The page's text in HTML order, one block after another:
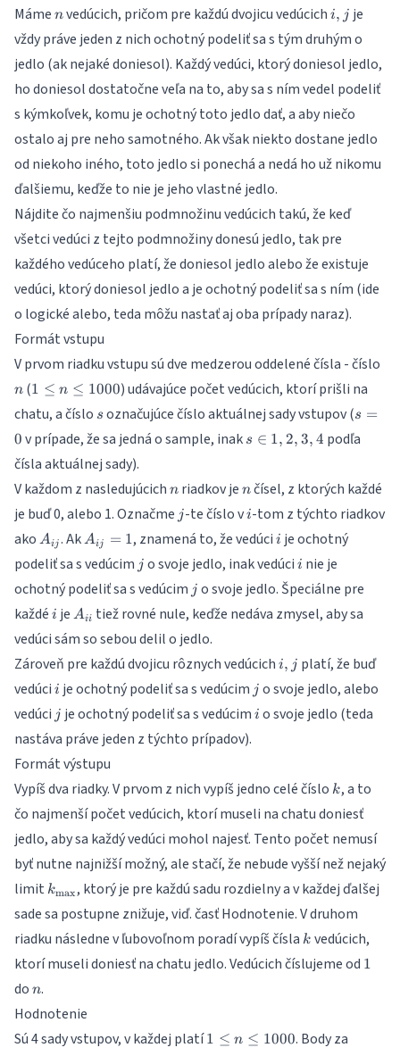
Máme n
nvedúcich, pričom pre každú dvojicu vedúcich i,
i, j je
vždy práve jeden z nich ochotný podeliť sa s tým druhým o
jedlo (ak nejaké doniesol). Každý vedúci, ktorý doniesol jedlo,
ho doniesol dostatočne veľa na to, aby sa s ním vedel podeliť
s kýmkoľvek, komu je ochotný toto jedlo dať, a aby niečo
ostalo aj pre neho samotného. Ak však niekto dostane jedlo
od niekoho iného, toto jedlo si ponechá a nedá ho už nikomu
ďalšiemu, keďže to nie je jeho vlastné jedlo.
Nájdite čo najmenšiu podmnožinu vedúcich takú, že keď
všetci vedúci z tejto podmnožiny donesú jedlo, tak pre
každého vedúceho platí, že doniesol jedlo alebo že existuje
vedúci, ktorý doniesol jedlo a je ochotný podeliť sa s ním (ide
o logické alebo, teda môžu nastať aj oba prípady naraz).
Formát vstupu
V prvom riadku vstupu sú dve medzerou oddelené čísla - číslo
n (1
n
\leq
1000
1 ≤ n ≤ 1000) udávajúce počet vedúcich, ktorí prišli na
chatu, a číslo s
s označujúce číslo aktuálnej sady vstupov (s
0
s =
0 v prípade, že sa jedná o sample, inak s
2,
3,
4}
s ∈ 1, 2, 3, 4 podľa
čísla aktuálnej sady).
V každom z nasledujúcich n
n riadkov je n
nčísel, z ktorých každé
je buď 0, alebo 1. Označme jj-te číslo vi
i-tom z týchto riadkov
ako A_{ij}
Aij. Ak A_{ij}
= 1
Aij = 1, znamená to, že vedúcii
i je ochotný
podeliť sa s vedúcim jj o svoje jedlo, inak vedúci i
i nie je
ochotný podeliť sa s vedúcim jj o svoje jedlo. Špeciálne pre
každé i
i je A_{ii}
Aii tiež rovné nule, keďže nedáva zmysel, aby sa
vedúci sám so sebou delil o jedlo.
Zároveň pre každú dvojicu rôznych vedúcich i,
i, j platí, že buď
vedúci i
i je ochotný podeliť sa s vedúcim jj o svoje jedlo, alebo
vedúci jj je ochotný podeliť sa s vedúcim i
i o svoje jedlo (teda
nastáva práve jeden z týchto prípadov).
Formát výstupu
Vypíš dva riadky. V prvom z nich vypíš jedno celé číslo k
k, a to
čo najmenší počet vedúcich, ktorí museli na chatu doniesť
jedlo, aby sa každý vedúci mohol najesť. Tento počet nemusí
byť nutne najnižší možný, ale stačí, že nebude vyšší než nejaký
limit k_{\max}
kmax , ktorý je pre každú sadu rozdielny a v každej ďalšej
sade sa postupne znižuje, viď. časť Hodnotenie. V druhom
riadku následne v ľubovoľnom poradí vypíš čísla k
k vedúcich,
ktorí museli doniesť na chatu jedlo. Vedúcich číslujeme od 1
1
do n
n.
Hodnotenie
Sú 4 sady vstupov, v každej platí1
1 ≤ n ≤ 1000. Body za